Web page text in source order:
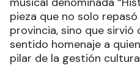
pieza que no solo
provincia, sino que
sentido homenaje a
pilar de la gestión